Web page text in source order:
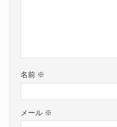
名前 ※
メール ※